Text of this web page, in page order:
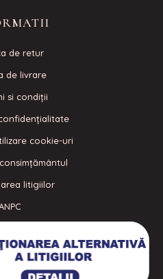
de retur
de livrare
si condiţii
cookie-uri
litigiilor